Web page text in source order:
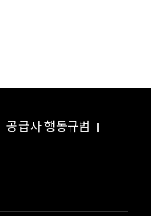
공급사 행동규범